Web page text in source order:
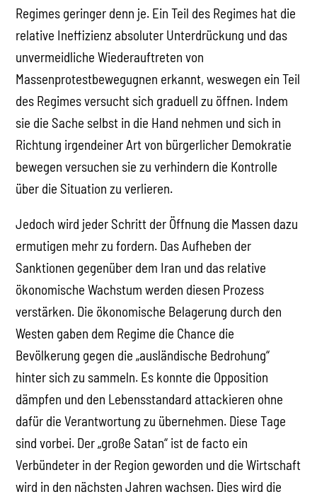
Regimes geringer denn je. Ein Teil des Regimes hat die
relative Ineffizienz absoluter Unterdrückung und das
unvermeidliche Wiederauftreten von
Massenprotestbewegugnen erkannt, weswegen ein Teil
des Regimes versucht sich graduell zu öffnen. Indem
sie die Sache selbst in die Hand nehmen und sich in
Richtung irgendeiner Art von bürgerlicher Demokratie
bewegen versuchen sie zu verhindern die Kontrolle
über die Situation zu verlieren.
Jedoch wird jeder Schritt der Öffnung die Massen dazu
ermutigen mehr zu fordern. Das Aufheben der
Sanktionen gegenüber dem Iran und das relative
ökonomische Wachstum werden diesen Prozess
verstärken. Die ökonomische Belagerung durch den
Westen gaben dem Regime die Chance die
Bevölkerung gegen die „ausländische Bedrohung“
hinter sich zu sammeln. Es konnte die Opposition
dämpfen und den Lebensstandard attackieren ohne
dafür die Verantwortung zu übernehmen. Diese Tage
sind vorbei. Der „große Satan“ ist de facto ein
Verbündeter in der Region geworden und die Wirtschaft
wird in den nächsten Jahren wachsen. Dies wird die